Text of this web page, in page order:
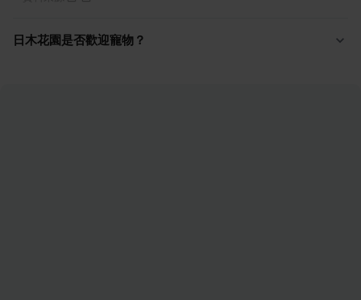
日木花園是否歡迎寵物？